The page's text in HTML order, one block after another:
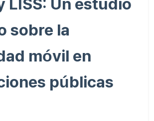
LISS: Un estudio
sobre la
móvil en
públicas